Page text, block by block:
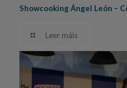
Showcooking Ángel León –
Leer máis